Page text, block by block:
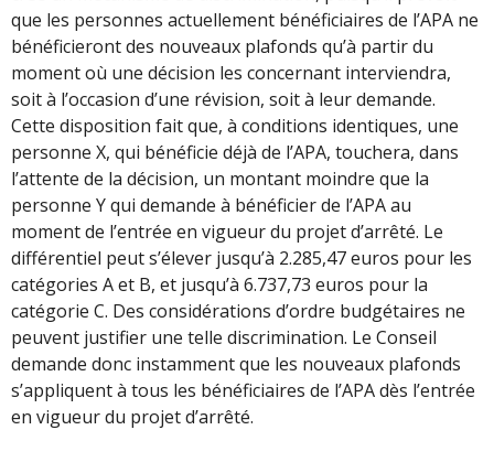
que les personnes actuellement bénéficiaires de l’APA ne
bénéficieront des nouveaux plafonds qu’à partir du
moment où une décision les concernant interviendra,
soit à l’occasion d’une révision, soit à leur demande.
Cette disposition fait que, à conditions identiques, une
personne X, qui bénéficie déjà de l’APA, touchera, dans
l’attente de la décision, un montant moindre que la
personne Y qui demande à bénéficier de l’APA au
moment de l’entrée en vigueur du projet d’arrêté. Le
différentiel peut s’élever jusqu’à 2.285,47 euros pour les
catégories A et B, et jusqu’à 6.737,73 euros pour la
catégorie C. Des considérations d’ordre budgétaires ne
peuvent justifier une telle discrimination. Le Conseil
demande donc instamment que les nouveaux plafonds
s’appliquent à tous les bénéficiaires de l’APA dès l’entrée
en vigueur du projet d’arrêté.